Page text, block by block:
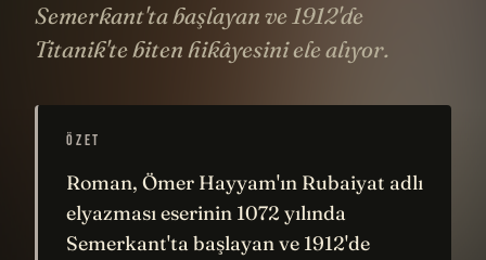
Semerkant'ta başlayan ve 1912'de
Titanik'te biten hikâyesini ele alıyor.
ÖZET
Roman, Ömer Hayyam'ın Rubaiyat adlı
elyazması eserinin 1072 yılında
Semerkant'ta başlayan ve 1912'de